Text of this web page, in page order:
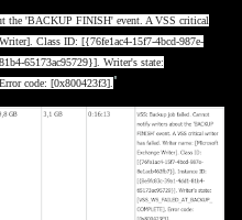
the 'BACKUP FINISH' event. A VSS critical
Class ID: [{76fe1ac4-15f7-4bcd-987e-
65173ac95729}]. Writer's state:
code: [0x800423f3]. "